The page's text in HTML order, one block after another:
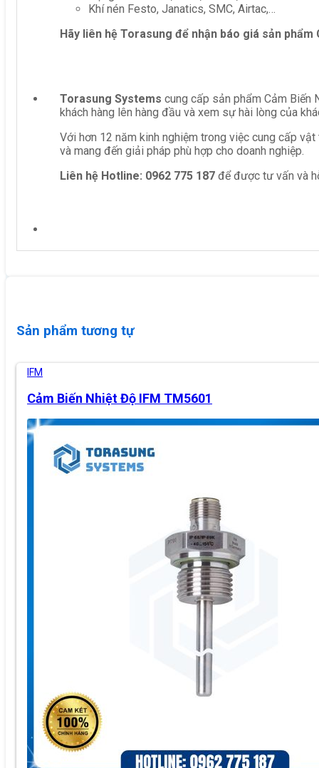
Khí nén Festo, Janatics, SMC, Airtac,…
Hãy liên hệ Torasung để nhận báo giá sản phẩm
Torasung Systems cung cấp sản phẩm Cảm Biến
khách hàng lên hàng đầu và xem sự hài lòng của
Với hơn 12 năm kinh nghiệm trong việc cung cấp
và mang đến giải pháp phù hợp cho doanh nghiệp.
Liên hệ Hotline: 0962 775 187 để được tư vấn và
Sản phẩm tương tự
IFM
Cảm Biến Nhiệt Độ IFM TM5601